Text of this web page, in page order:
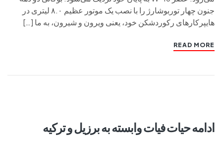
جنون چهار توربوشارژ را با نصب یک موتور عظیم ۸.۰ لیتری در
هایپرکارهای رکوردشکن خود، یعنی ویرون و شیرون، به ما […]
READ MORE
ادامه حیات فیات وابسته به برزیل و ترکیه